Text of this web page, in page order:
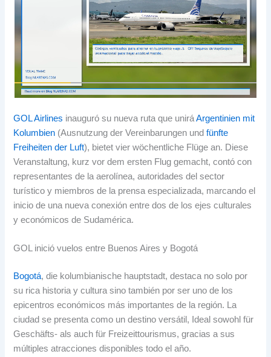
GOL Airlines inauguró su nueva ruta que unirá Argentinien mit
Kolumbien (Ausnutzung der Vereinbarungen undfünfte
Freiheiten der Luft), bietet vier wöchentliche Flüge an. Diese
Veranstaltung, kurz vor dem ersten Flug gemacht,contó con
representantes de la aerolínea,autoridades del sector
turístico y miembros de la prensa especializada, marcando el
inicio de una nueva conexión entre dos de los ejes culturales
y económicos de Sudamérica.
GOL inició vuelos entre Buenos Aires y Bogotá
Bogotá, die kolumbianische hauptstadt,destaca no solo por
su rica historia y cultura sino también por ser uno de los
epicentros económicos más importantes de la región. La
ciudad se presenta como un destino versátil , Ideal sowohl für
Geschäfts- als auch für Freizeittourismus,gracias a sus
múltiples atracciones disponibles todo el año.